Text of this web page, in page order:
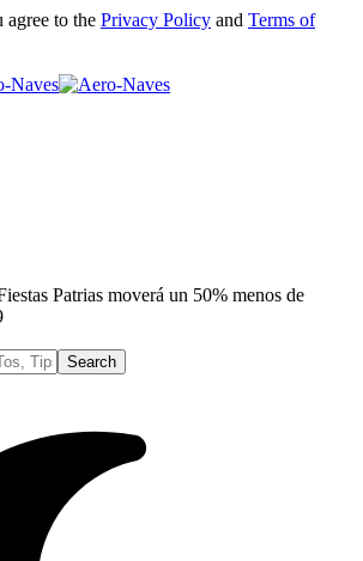
to the Privacy Policy and Terms of
Patrias moverá un 50% menos de